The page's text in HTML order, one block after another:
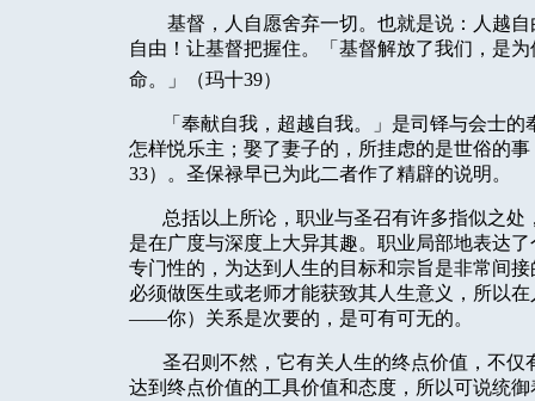
基督，人自愿舍弃一切。也就是说：人越
自由！让基督把握住。「基督解放了我们，是
命。」（玛十39）
「奉献自我，超越自我。」是司铎与会士
怎样悦乐主；娶了妻子的，所挂虑的是世俗的
33）。圣保禄早已为此二者作了精辟的说明。
总括以上所论，职业与圣召有许多指似之
是在广度与深度上大异其趣。职业局部地表达
专门性的，为达到人生的目标和宗旨是非常间
必须做医生或老师才能获致其人生意义，所以
——你）关系是次要的，是可有可无的。
圣召则不然，它有关人生的终点价值，不
达到终点价值的工具价值和态度，所以可说统